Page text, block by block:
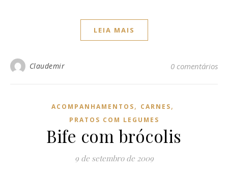
LEIA MAIS
Claudemir 0 comentários
ACOMPANHAMENTOS, CARNES,
PRATOS COM LEGUMES
Bife com brócolis
9 de setembro de 2009